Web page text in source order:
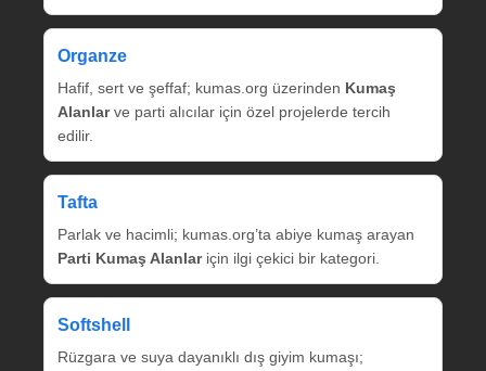
Organze
Hafif, sert ve şeffaf; kumas.org üzerinden Kumaş
Alanlarve parti alıcılar için özel projelerde tercih
edilir.
Tafta
Parlak ve hacimli; kumas.org’ta abiye kumaş arayan
Parti Kumaş Alanlariçin ilgi çekici bir kategori.
Softshell
Rüzgara ve suya dayanıklı dış giyim kumaşı;